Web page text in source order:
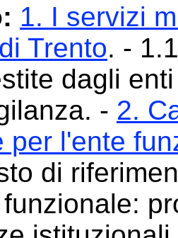
1. I servizi
Trento. -
dagli
- 2.
per l'ente
di